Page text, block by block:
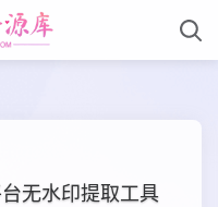
无水印提取工具